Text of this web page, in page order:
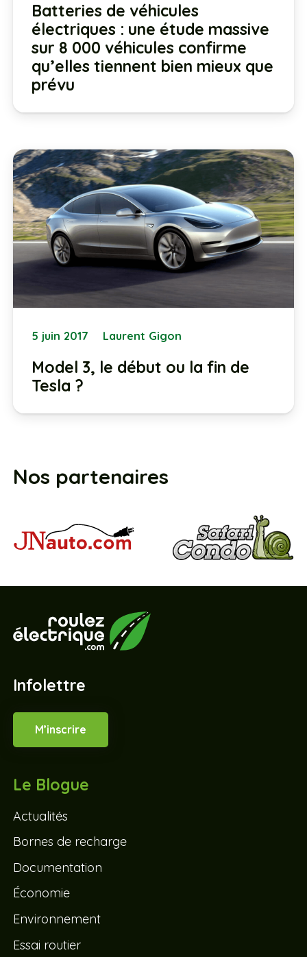
Batteries de véhicules
électriques : une étude massive
sur 8 000 véhicules confirme
qu’elles tiennent bien mieux que
prévu
5 juin 2017 Laurent Gigon
Model 3, le début ou la fin de
Tesla ?
Nos partenaires
Infolettre
M’inscrire
Le Blogue
Actualités
Bornes de recharge
Documentation
Économie
Environnement
Essai routier